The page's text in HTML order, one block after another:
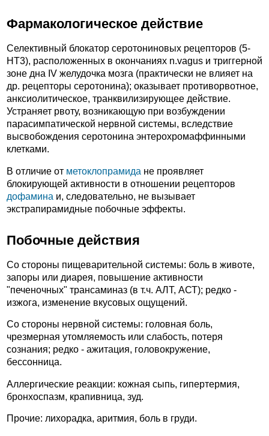
Фармакологическое действие
Селективный блокатор серотониновых рецепторов (5-
HT3), расположенных в окончаниях n.vagus и триггерной
зоне дна IV желудочка мозга (практически не влияет на
др. рецепторы серотонина); оказывает противорвотное,
анксиолитическое, транквилизирующее действие.
Устраняет рвоту, возникающую при возбуждении
парасимпатической нервной системы, вследствие
высвобождения серотонина энтерохромаффинными
клетками.
В отличие от метоклопрамида не проявляет
блокирующей активности в отношении рецепторов
дофамина и, следовательно, не вызывает
экстрапирамидные побочные эффекты.
Побочные действия
Со стороны пищеварительной системы: боль в животе,
запоры или диарея, повышение активности
"печеночных" трансаминаз (в т.ч. АЛТ, АСТ); редко -
изжога, изменение вкусовых ощущений.
Со стороны нервной системы: головная боль,
чрезмерная утомляемость или слабость, потеря
сознания; редко - ажитация, головокружение,
бессонница.
Аллергические реакции: кожная сыпь, гипертермия,
бронхоспазм, крапивница, зуд.
Прочие: лихорадка, аритмия, боль в груди.